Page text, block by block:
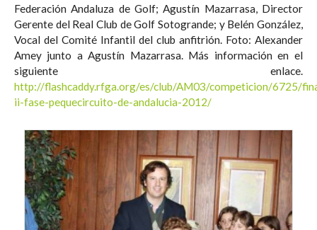
Federación Andaluza de Golf; Agustín Mazarrasa, Director
Gerente del Real Club de Golf Sotogrande; y Belén González,
Vocal del Comité Infantil del club anfitrión. Foto: Alexander
Amey junto a Agustín Mazarrasa. Más información en el
siguiente enlace.
http://flashcaddy.rfga.org/es/club/AM03/competicion/6725/
ii-fase-pequecircuito-de-andalucia-2012/